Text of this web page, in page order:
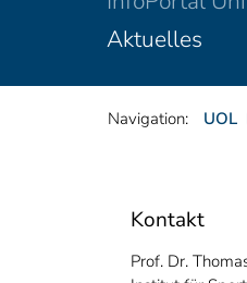
Aktuelles
Navigation: UOL
Kontakt
Prof. Dr.